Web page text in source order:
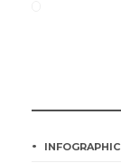
INFOGRAPHIC